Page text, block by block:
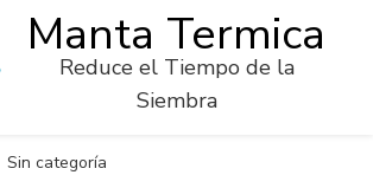
Manta Termica
Reduce el Tiempo de la
Siembra
Sin categoría